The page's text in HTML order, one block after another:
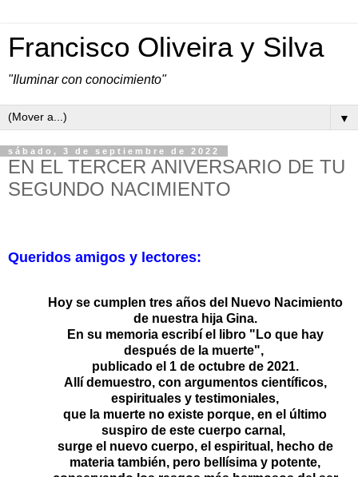
Francisco Oliveira y Silva
"Iluminar con conocimiento"
▼
sábado, 3 de septiembre de 2022
EN EL TERCER ANIVERSARIO DE TU
SEGUNDO NACIMIENTO
Queridos amigos y lectores:
Hoy se cumplen tres años del Nuevo Nacimiento
de nuestra hija Gina.
En su memoria escribí el libro "Lo que hay
después de la muerte",
publicado el 1 de octubre de 2021.
Allí demuestro, con argumentos científicos,
espirituales y testimoniales,
que la muerte no existe porque, en el último
suspiro de este cuerpo carnal,
surge el nuevo cuerpo, el espiritual, hecho de
materia también, pero bellísima y potente,